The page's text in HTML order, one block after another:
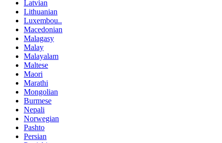
Latvian
Lithuanian
Luxembou..
Macedonian
Malagasy
Malay
Malayalam
Maltese
Maori
Marathi
Mongolian
Burmese
Nepali
Norwegian
Pashto
Persian